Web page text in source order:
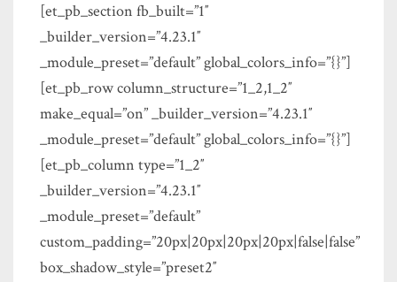
[et_pb_section fb_built=”1″
_builder_version=”4.23.1″
_module_preset=”default” global_colors_info=”{}”]
[et_pb_row column_structure=”1_2,1_2″
make_equal=”on” _builder_version=”4.23.1″
_module_preset=”default” global_colors_info=”{}”]
[et_pb_column type=”1_2″
_builder_version=”4.23.1″
_module_preset=”default”
custom_padding=”20px|20px|20px|20px|false|false”
box_shadow_style=”preset2″